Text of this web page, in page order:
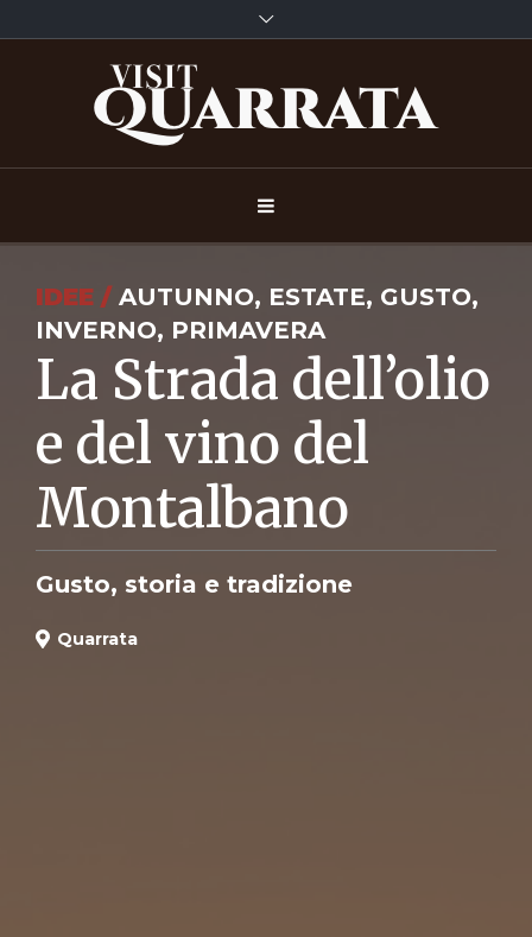
IDEE / AUTUNNO, ESTATE, GUSTO,
INVERNO, PRIMAVERA
La Strada dell’olio
e del vino del
Montalbano
Gusto, storia e tradizione
Quarrata